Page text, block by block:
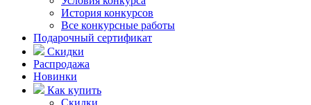
История конкурсов
Все конкурсные работы
Подарочный сертификат
Скидки
Распродажа
Новинки
Как купить
Скидки